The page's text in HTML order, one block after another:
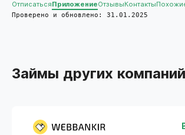
ОтписатьсяПриложениеОтзывыКонтакты
Проверено и обновлено: 31.01.2025
Займы других компаний